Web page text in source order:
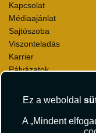
Ez a weboldal
A „Mindent
Kapcsolat
Médiaajánlat
Sajtószoba
Viszonteladás
Karrier
Pályázatok
Környezettudatosság
Utazási Csomag